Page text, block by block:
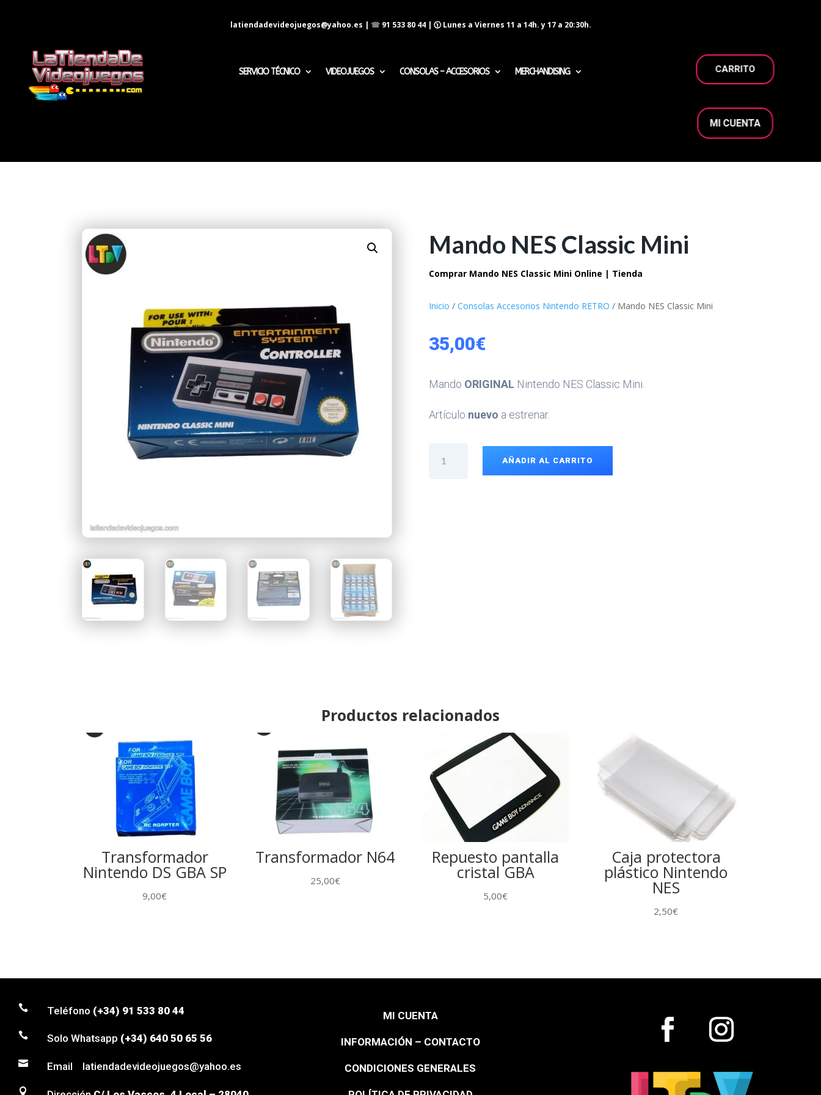
latiendadevideojuegos@yahoo.es | ☎ 91 533 80 44| 🕦 Lunes a Viernes 11 a 14h. y 17 a 20:30h.
SERVICIO TÉCNICO VIDEOJUEGOS CONSOLAS – ACCESORIOS MERCHANDISING CARRITO
MI CUENTA
Mando NES Classic Mini
Comprar Mando NES Classic Mini Online | Tienda
Inicio / Consolas Accesorios Nintendo RETRO / Mando NES Classic Mini
35,00€
Mando ORIGINAL Nintendo NES Classic Mini.
Artículo nuevo a estrenar.
NES
AÑADIR AL CARRITO
Productos relacionados
Transformador
Nintendo DS GBA SP
9,00€
Transformador N64
25,00€
Repuesto pantalla
cristal GBA
5,00€
Caja protectora
plástico Nintendo
NES
2,50€
 Teléfono (+34) 91 533 80 44
 Solo Whatsapp (+34) 640 50 65 56
 Email latiendadevideojuegos@yahoo.es

MI CUENTA
INFORMACIÓN – CONTACTO
CONDICIONES GENERALES